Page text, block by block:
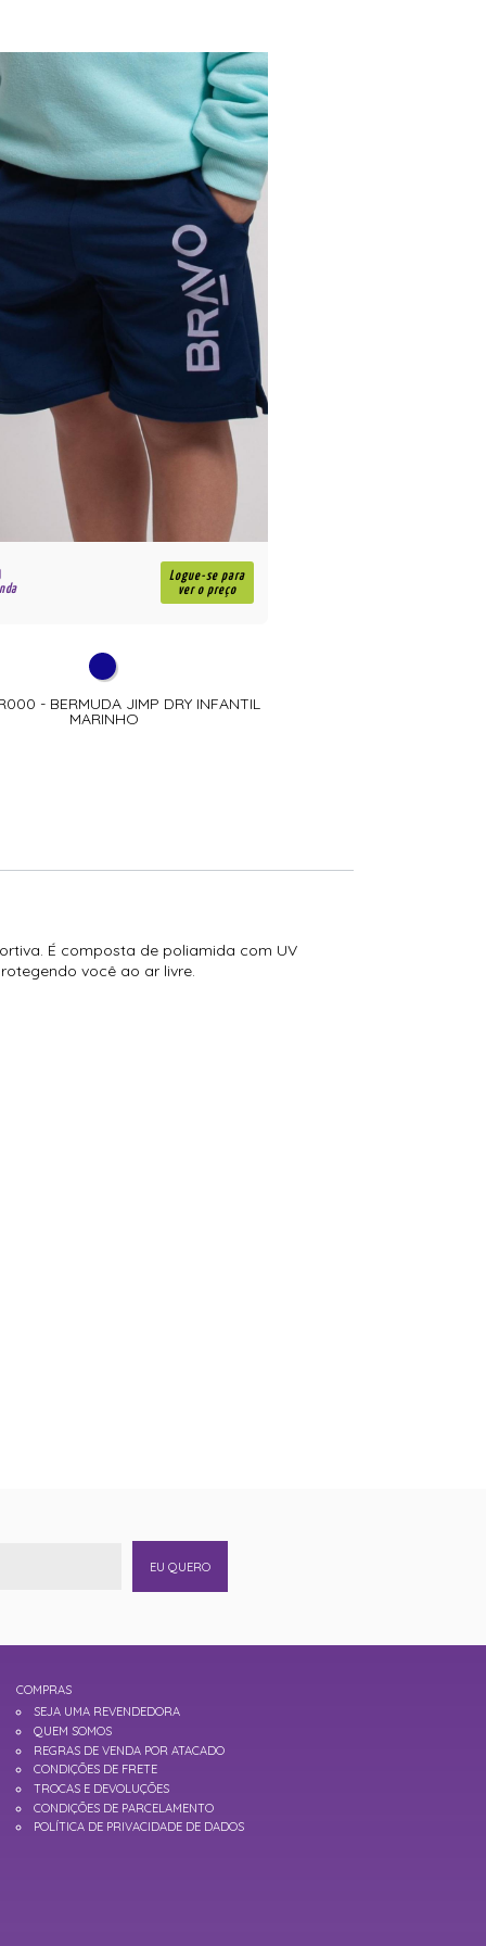
Logue-se para
ver o preço
- BERMUDA JIMP DRY INFANTIL
MARINHO
É composta de poliamida com UV
você ao ar livre.
EU QUERO
COMPRAS
SEJA UMA REVENDEDORA
QUEM SOMOS
REGRAS DE VENDA POR ATACADO
CONDIÇÕES DE FRETE
TROCAS E DEVOLUÇÕES
CONDIÇÕES DE PARCELAMENTO
POLÍTICA DE PRIVACIDADE DE DADOS